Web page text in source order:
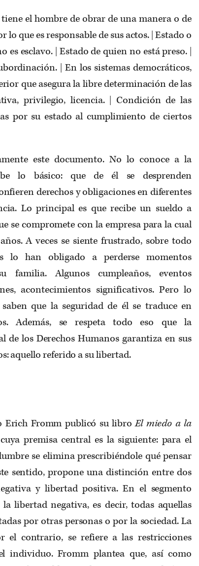
el hombre de obrar de una manera o de
lo que es responsable de sus actos. | Estado o
es esclavo. | Estado de quien no está preso. |
| En los sistemas democráticos,
que asegura la libre determinación de las
privilegio, licencia. | Condición de las
por su estado al cumplimiento de ciertos
este documento. No lo conoce a la
lo básico: que de él se desprenden
derechos y obligaciones en diferentes
Lo principal es que recibe un sueldo a
se compromete con la empresa para la cual
A veces se siente frustrado, sobre todo
lo han obligado a perderse momentos
familia. Algunos cumpleaños, eventos
acontecimientos significativos. Pero lo
que la seguridad de él se traduce en
Además, se respeta todo eso que la
de los Derechos Humanos garantiza en sus
aquello referido a su libertad.
Erich Fromm publicó su libroEl miedo a la
premisa central es la siguiente: para el
se elimina prescribiéndole qué pensar
sentido, propone una distinción entre dos
y libertad positiva. En el segmento
libertad negativa, es decir, todas aquellas
por otras personas o por la sociedad. La
el contrario, se refiere a las restricciones
individuo. Fromm plantea que, así como